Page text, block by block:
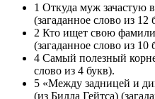
1 Откуда муж зачастую
(загаданное слово из 12
2 Кто ищет свою
(загаданное слово из 10
4 Самый полезный
слово из 4 букв).
5 «Между задницей и
(из Билла Гейтса)